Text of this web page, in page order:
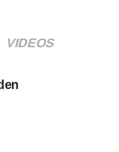
VIDEOS